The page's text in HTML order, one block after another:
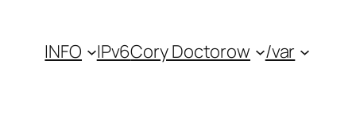
INFO IPv6Cory Doctorow /var